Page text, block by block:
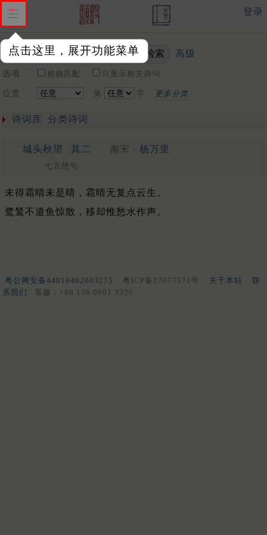
点击这里，展开功能菜单
登录
关键词 高级
选项 精确匹配 只显示相关诗句
位置 第 字 更多分类
诗词库 分类诗词
城头秋望 其二 南宋 · 杨万里
七言绝句
未得霜晴未是晴，霜晴无复点云生。
鹭鸶不遣鱼惊散，移却惟愁水作声。
粤公网安备44010402003275 粤ICP备17077571号 关于本站
联
系我们
客服：+86 136 0901 3320